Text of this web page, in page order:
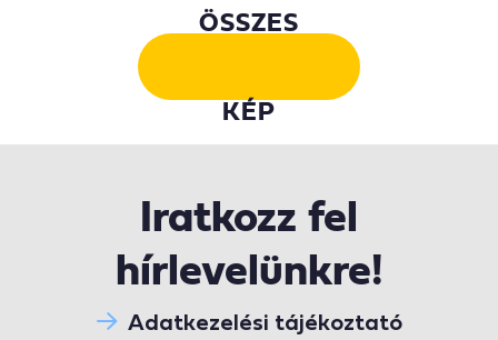
ÖSSZES
KÉP
Iratkozz fel
hírlevelünkre!
Adatkezelési tájékoztató